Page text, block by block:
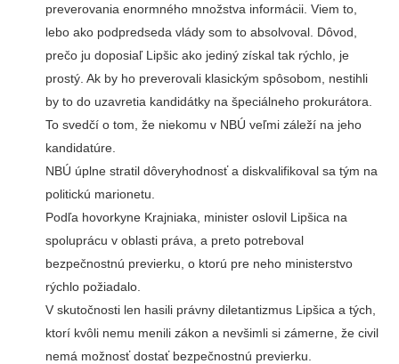
preverovania enormného množstva informácii. Viem to,
lebo ako podpredseda vlády som to absolvoval. Dôvod,
prečo ju doposiaľ Lipšic ako jediný získal tak rýchlo, je
prostý. Ak by ho preverovali klasickým spôsobom, nestihli
by to do uzavretia kandidátky na špeciálneho prokurátora.
To svedčí o tom, že niekomu v NBÚ veľmi záleží na jeho
kandidatúre.
NBÚ úplne stratil dôveryhodnosť a diskvalifikoval sa tým na
politickú marionetu.
Podľa hovorkyne Krajniaka, minister oslovil Lipšica na
spoluprácu v oblasti práva, a preto potreboval
bezpečnostnú previerku, o ktorú pre neho ministerstvo
rýchlo požiadalo.
V skutočnosti len hasili právny diletantizmus Lipšica a tých,
ktorí kvôli nemu menili zákon a nevšimli si zámerne, že civil
nemá možnosť dostať bezpečnostnú previerku.